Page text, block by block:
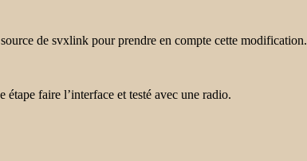
de svxlink pour prendre en compte cette modification.
faire l’interface et testé avec une radio.